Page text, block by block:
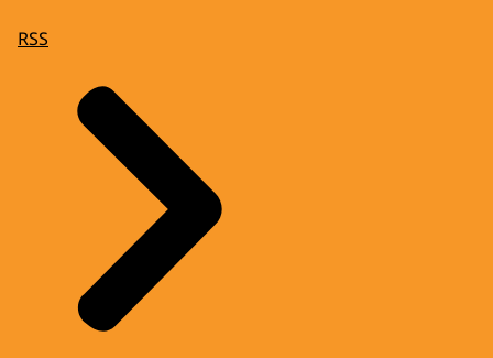
RSS